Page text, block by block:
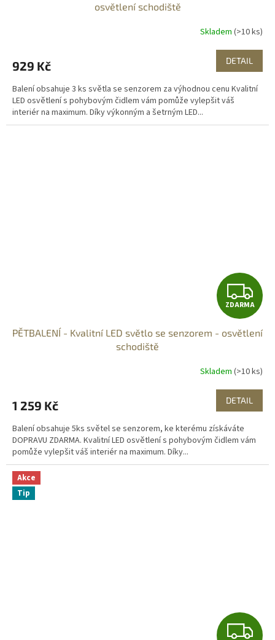
osvětlení schodiště
Skladem (>10 ks)
929 Kč DETAIL
Balení obsahuje 3 ks světla se senzorem za výhodnou cenu Kvalitní
LED osvětlení s pohybovým čidlem vám pomůže vylepšit váš
interiér na maximum. Díky výkonným a šetrným LED...
Z
D
A
R
M
A
ZDARMA
PĚTBALENÍ - Kvalitní LED světlo se senzorem - osvětlení
schodiště
Skladem (>10 ks)
1 259 Kč DETAIL
Balení obsahuje 5ks světel se senzorem, ke kterému získáváte
DOPRAVU ZDARMA. Kvalitní LED osvětlení s pohybovým čidlem vám
pomůže vylepšit váš interiér na maximum. Díky...
Akce
Tip
Z